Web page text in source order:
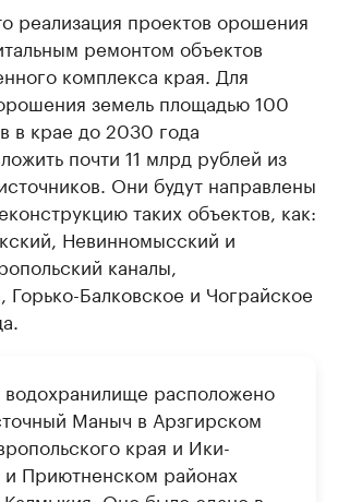
реализация проектов орошения
ремонтом объектов
комплекса края. Для
земель площадью 100
в крае до 2030 года
почти 11 млрд рублей из
Они будут направлены
таких объектов, как:
Невинномысский и
каналы,
Горько-Балковское и Чограйское
водохранилище расположено
Маныч в Арзгирском
края и Ики-
и Приютненском районах